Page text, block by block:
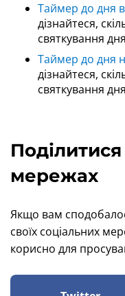
Таймер до дня
дізнайтеся,
святкування
Таймер до дня
дізнайтеся,
святкування
мережах
Якщо вам
своїх соціальних
корисно для